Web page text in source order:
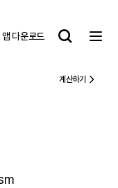
앱 다운로드
계산하기